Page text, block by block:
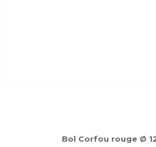
Bol Corfou rouge Ø